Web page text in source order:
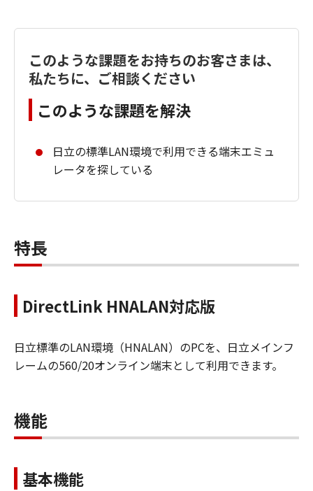
このような課題をお持ちのお客さまは、
私たちに、ご相談ください
このような課題を解決
日立の標準LAN環境で利用できる端末エミュ
レータを探している
特長
DirectLink HNALAN対応版
日立標準のLAN環境（HNALAN）のPCを、日立メインフ
レームの560/20オンライン端末として利用できます。
機能
基本機能